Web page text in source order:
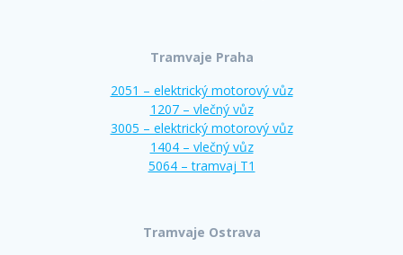
Tramvaje Praha
2051 – elektrický motorový vůz
1207 – vlečný vůz
3005 – elektrický motorový vůz
1404 – vlečný vůz
5064 – tramvaj T1
Tramvaje Ostrava